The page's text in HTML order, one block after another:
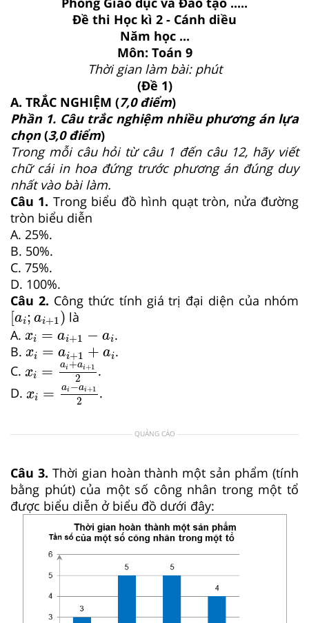
Đề thi Học kì 2 - Cánh diều
Năm học ...
Môn: Toán 9
Thời gian làm bài: phút
(Đề 1)
A. TRẮC NGHIỆM (7,0 điểm)
Phần 1. Câu trắc nghiệm nhiều phương án lựa
chọn(3,0 điểm)
Trong mỗi câu hỏi từ câu 1 đến câu 12, hãy viết
chữ cái in hoa đứng trước phương án đúng duy
nhất vào bài làm.
Câu 1. Trong biểu đồ hình quạt tròn, nửa đường
tròn biểu diễn
A. 25%.
B. 50%.
C. 75%.
D. 100%.
Câu 2. Công thức tính giá trị đại diện của nhóm
[ai; ai+1)
ai;a i+ 1
là
A. xi = ai+1 − ai
xi =ai+1 −
.
B. xi = ai+1 + ai
xi =a i+1 + ai
.
C. xi = ai +ai+1
2
xi =a i+ai+1 2
.
D. xi = ai −ai+1
2
xi −ai+1 2
.
QUẢNG CÁO
Câu 3. Thời gian hoàn thành một sản phẩm (tính
bằng phút) của một số công nhân trong một tổ
được biểu diễn ở biểu đồ dưới đây: